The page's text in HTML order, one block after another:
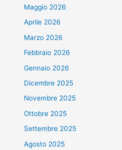
Maggio 2026
Aprile 2026
Marzo 2026
Febbraio 2026
Gennaio 2026
Dicembre 2025
Novembre 2025
Ottobre 2025
Settembre 2025
Agosto 2025